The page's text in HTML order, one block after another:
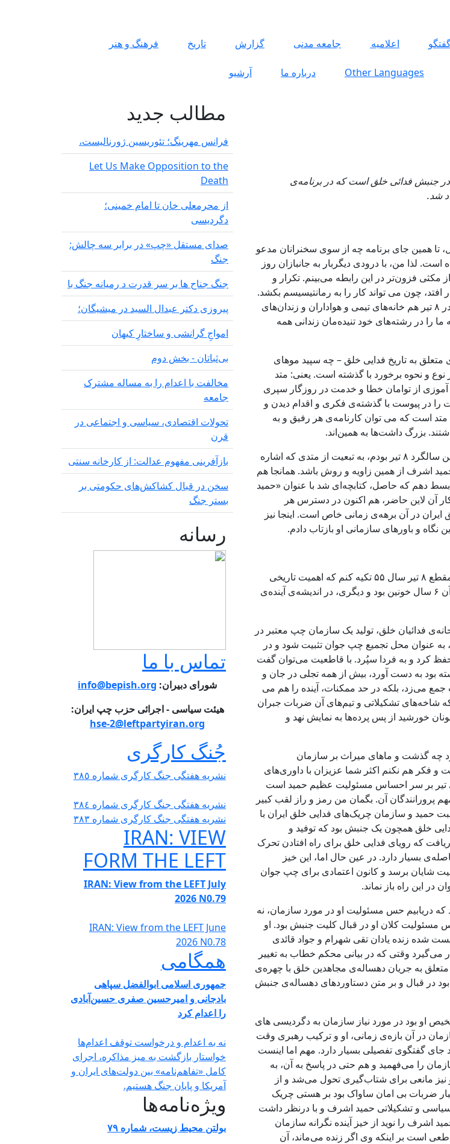
اعلاميه جامعه مدنی گزارش تاریخ فرهنگ و هنر
Other Languages درباره ما آرشیو
انقلابی حمید اشرف!
جنبش فدائی خلق است که در برنامه‌ی
روز خونبار ۸ تیر پنجاه سال قبل، تا همین جای برنامه چه از سوی سخنرانان مدعو
لذا من، با درودی دیگربار به جانبازان روز
مکثی فزون‌تر در این رابطه می‌بینم. تکرار و
افتد، چون می تواند کار را به رمانتیسیسم بکشد.
بله، بعد سیاهکل جامعه‌ی روشنفکری ما تکان خورد، ولی نه بیش از آن؛ در ۸ تیر هم خانه‌های تیمی و هواداران و زندان‌های
ما را در رشته‌های خود تنیده‌مان زندانی همه
متعلق به تاریخ فدایی خلق – چه سپید موهای
نوع و نحوه برخورد با گذشته است. یعنی: متد
آموزی از توامان خطا و خدمت در روزگار سپری
در پیوست با گذشته‌ی فکری و اقدام دیدن و
است که می توان کارنامه‌ی هر رفیق و به
بزرگ داشت‌ها به همین‌اند.
دهسال پیش که در شهر کلن آلمان بهمراه چند رفیق دیگر سخنران چهلمین سالگرد ۸ تیر بودم، به تبعیت از متدی که اشاره
اشرف از همین زاویه و روش باشد. همانجا هم
دهم که حاصل، کتابچه‌ای شد با عنوان «حمید
آن لاین حاضر، هم اکنون در دسترس هر
در آن برهه‌ی زمانی خاص است. اینجا نیز
و باورهای سازمانی او بازتاب دادم.
پس اجازه می‌خواهم اینجا فقط بر دو تبلور در وجود بلورین حمید اشرف مقطع ۸ تیر سال ۵۵ تکیه کنم که اهمیت تاریخی
معینی دارند. از این دو، یکی تمرکز او بر حفظ سازمان شکل گرفته طی آن ۶ سال خونین بود و دیگری، در اندیشه‌ی آینده‌ی
فدائیان خلق، تولید یک سازمان چپ معتبر در
به عنوان محل تجمیع چپ جوان تثبیت شود و در
کرد و به فردا سپُرد. با قاطعیت می‌توان گفت
بود به دست آورد، بیش از همه تجلی در جان و
اندیشه‌ی حمید اشرف داشت. حمید نه فقط گذشته‌ی طی شده را درست جمع می‎‌زد، بلکه در حد ممکنات، آینده را هم می
شاخه‌های تشکیلاتی و تیم‌های آن ضربات جبران
خورشید از پس پرده‌ها به نمایش نهد و
چه گذشت و ماهای میراث بر سازمان
و فکر هم نکنم اکثر شما عزیزان با داوری‌های
متفاوت راجع به این تاریخ ناآشنا باشید. صحبت در اینجا در پنجاه سالگی ۸ تیر بر سر احساس مسئولیت عظیم حمید است
آن. بگمان من رمز و راز لقب کبیر
حمید و سازمان چریک‌های فدایی خلق ایران با
خلق همچون یک جنبش بود که توفید و
که رویای فدایی خلق برای راه افتادن تحرک
بسیار دارد. در عین حال اما، این خیز
شایان برسد و کانون اعتمادی برای چپ جوان
این راه باز نماند.
که دریابیم حس مسئولیت او در مورد سازمان، نه
مسئولیت کلان او در قبال کلیت جنبش بود. او
شده زنده یادان تقی شهرام و جواد قائدی
می‌گیرد وقتی که در بیانی محکم خطاب به تغییر
متعلق به جریان دهساله‌ی مجاهدین خلق با چهره‌ی
در قبال و بر متن دستاوردهای دهساله‌ی جنبش
سال ۵۴ تا تیر ماه ۵۵ هم، فهم و تشخیص او بود در مورد نیاز سازمان به دگردیسی های
سازمان در آن بازه‌ی زمانی، او و ترکیب رهبری وقت
جای گفتگوی تفصیلی بسیار دارد. مهم اما اینست
را می‌فهمید و هم حتی در پاسخ به آن، به
مانعی برای شتاب‌گیری تحول می‌شد و از
ضربات بی امان ساواک بود بر هستی چریک
سیاسی و تشکیلاتی حمید اشرف و با درنظر داشت
اشرف را نوید از خیز آینده نگرانه سازمان
۱۳۵۵ او به تشکیلات، سند قاطعی است بر اینکه وی اگر زنده می‌ماند، آن
مطالب جدید
فرانس مهرینگ؛ تئوریسین ژورنالیست،
Let Us Make Opposition to the
Death
از محرمعلی خان تا امام خمینی؛
دگردیسی
صدای مستقل «چپ» در برابر سه چالش:
جنگ
جنگ جناح ها بر سر قدرت د رمیانە جنگ با
پیروزی دکتر عبدال السید در میشیگان؛
‌امواجِ گرانشی و ساختارِ کیهان
بی‌ثباتان - بخش دوم
مخالفت با اعدام را به مساله مشترک
جامعه
تحولات اقتصادی، سیاسی و اجتماعی در
قرن
بازآفرینی مفهوم عدالت: از کارخانه سنتی
سخن در قبال کشاکش‌های حکومتی بر
بستر جنگ
رسانه
تماس با ما
شورای دبیران: info@bepish.org
هیئت سیاسی - اجرائی حزب چپ ایران:
hse-2@leftpartyiran.org
جُنگ کارگری
نشریە هفتگی جنگ کارگری شمارە ٣٨٥
نشریە هفتگی جنگ کارگری شمارە ٣٨٤
نشریە هفتگی جنگ کارگری شمارە ٣٨٣
IRAN: VIEW
FORM THE LEFT
IRAN: View from the LEFT July
2026 N0.79
IRAN: View from the LEFT June
2026 N0.78
همگامی
جمهوری اسلامی ابوالفضل سپاهی
بادجانی و امیرحسین صفری حسین‌آبادی
را اعدام کرد
نه به اعدام و درخواست توقف اعدام‌ها
خواستار بازگشت به میز مذاکره، اجرای
کامل «تفاهم‌نامه» بین دولت‌های ایران و
آمریکا و پایان جنگ هستیم.
ویژه‌نامه‌ها
بولتن محیط زیست، شماره ۷۹